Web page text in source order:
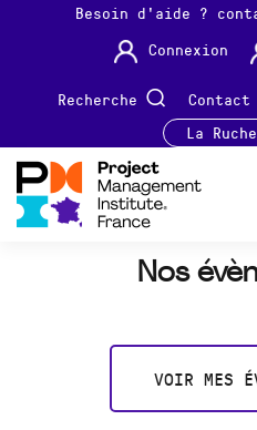
Besoin d'aide ?
Connexion
Recherche Contact
La
Nos
VOIR MES